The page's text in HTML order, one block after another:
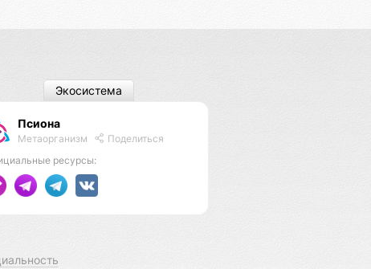
Псиона
Метаорганизм
Поделиться
ресурсы:
Экосистема